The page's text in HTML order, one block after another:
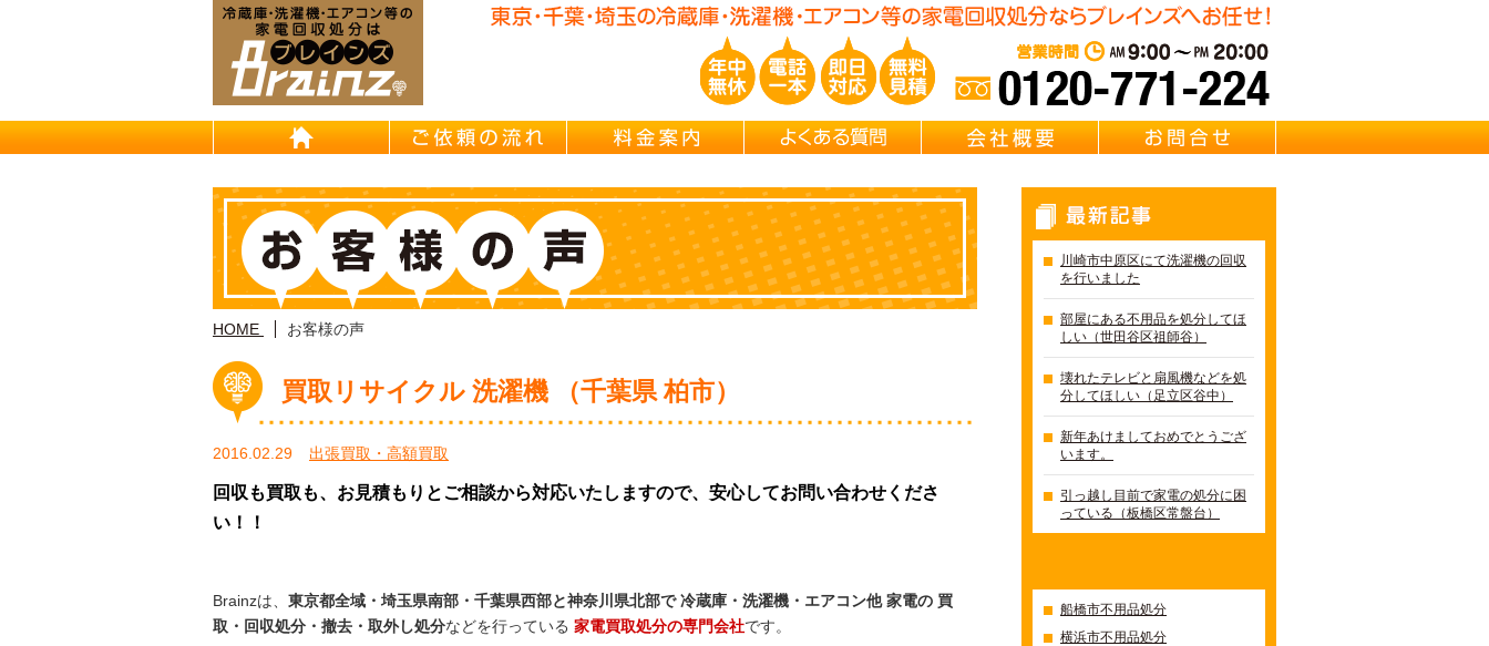
東京/埼玉/千葉/神奈川の 冷蔵庫・洗濯機・エアコン買取処分・引越し片付け・遺品整理・リサイクル Brainz 取扱い 【冷蔵庫・洗濯機・エアコン・
HOME ご依頼の流れ 料金案内 よくある質問 会社概要
HOME お客様の声
買取リサイクル 洗濯機 （千葉県 柏市）
2016.02.29 出張買取・高額買取
回収も買取も、お見積もりとご相談から対応いたしますので、安心してお問い合わせくださ
い！！
Brainzは、 東京都全域・埼玉県南部・千葉県西部と神奈川県北部で 冷蔵庫・洗濯機・エアコン他 家電の 買
取・回収処分・撤去・取外し処分などを行っている 家電買取処分の専門会社です。
川崎市中原区にて洗濯機の回収
を行いました
部屋にある不用品を処分してほ
しい（世田谷区祖師谷）
壊れたテレビと扇風機などを処
分してほしい（足立区谷中）
新年あけましておめでとうござ
います。
引っ越し目前で家電の処分に困
っている（板橋区常盤台）
船橋市不用品処分
横浜市不用品処分